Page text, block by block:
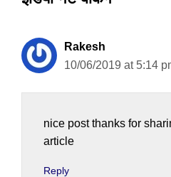
Rakesh
10/06/2019 at 5:14
nice post thanks for
article
Reply